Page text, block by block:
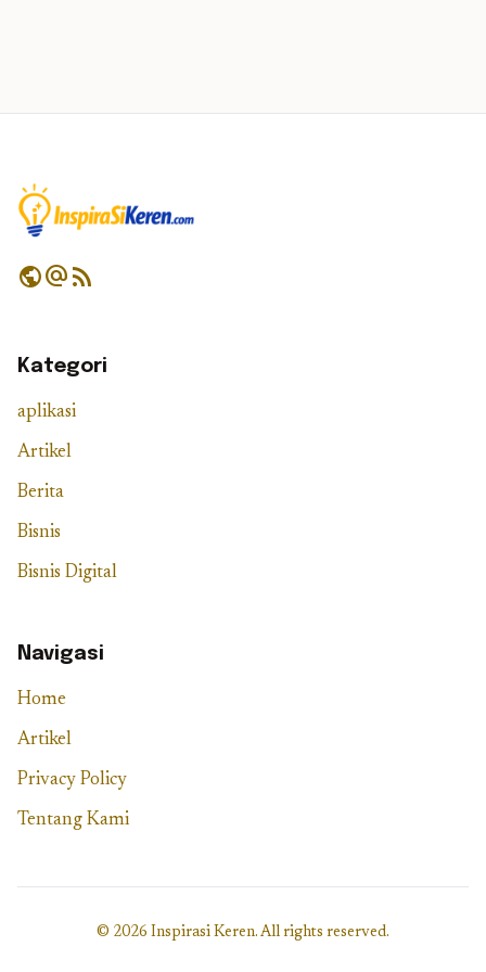
publicalternate_emailrss_feed
Kategori
aplikasi
Artikel
Berita
Bisnis
Bisnis Digital
Navigasi
Home
Artikel
Privacy Policy
Tentang Kami
© 2026 Inspirasi Keren. All rights reserved.